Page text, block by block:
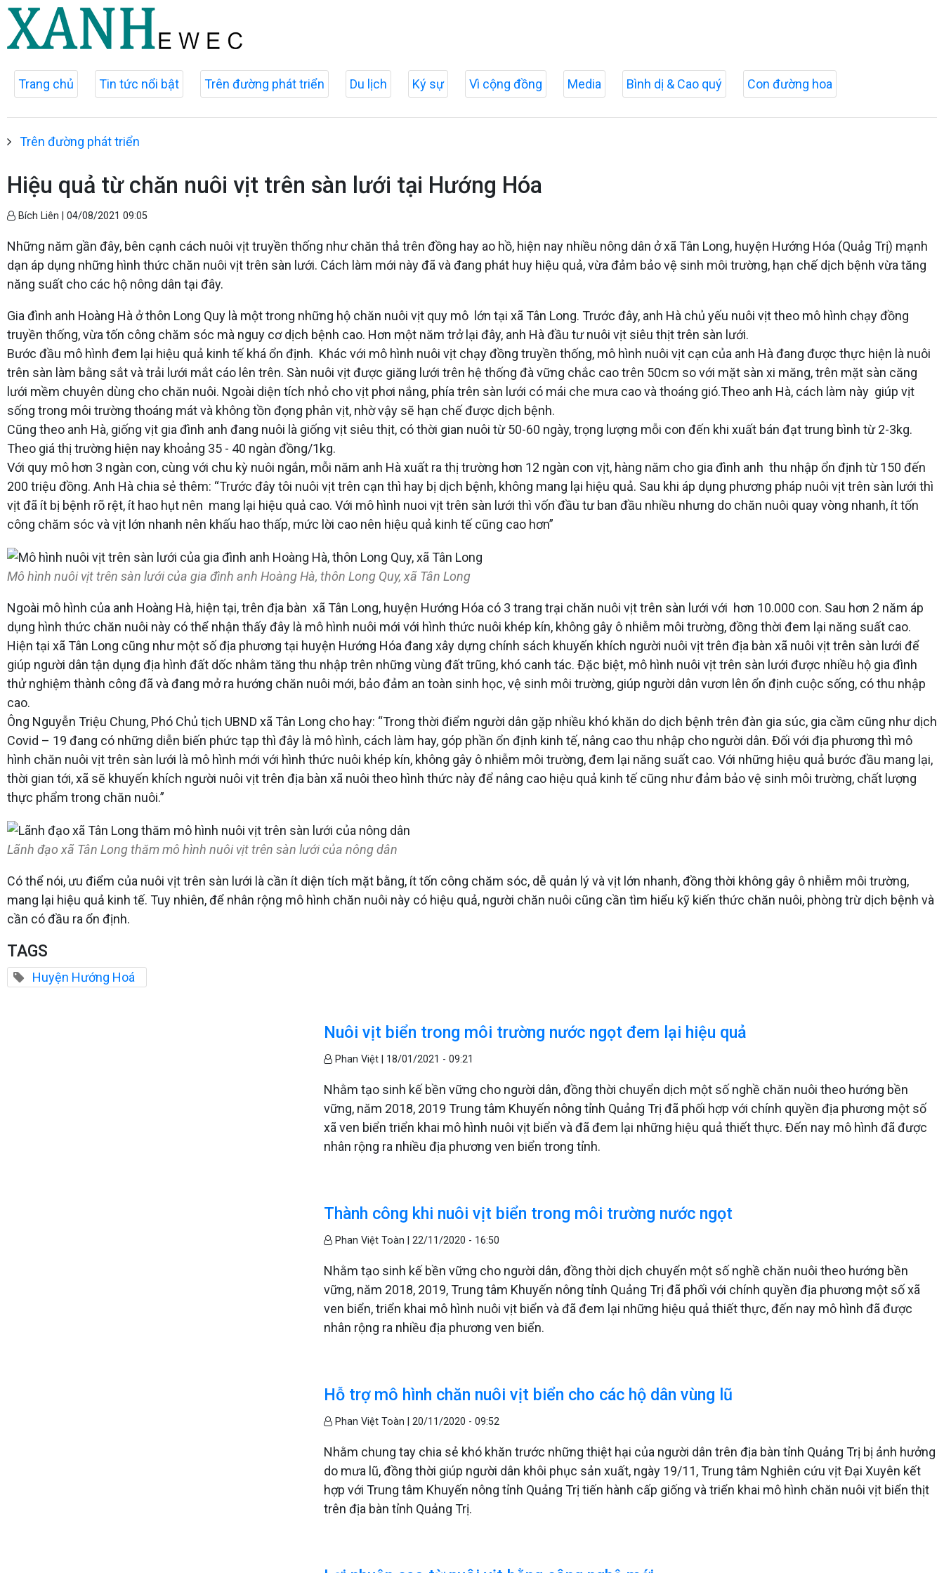
Trang chủ Tin tức nổi bật Trên đường phát triển Du lịch Ký sự Vì cộng đồng Media Bình dị & Cao quý Con đường hoa
Trên đường phát triển
Hiệu quả từ chăn nuôi vịt trên sàn lưới tại Hướng Hóa
Bích Liên | 04/08/2021 09:05
Những năm gần đây, bên cạnh cách nuôi vịt truyền thống như chăn thả trên đồng hay ao hồ, hiện nay nhiều nông dân ở xã Tân Long, huyện Hướng Hóa (Quảg Trị) mạnh
dạn áp dụng những hình thức chăn nuôi vịt trên sàn lưới. Cách làm mới này đã và đang phát huy hiệu quả, vừa đảm bảo vệ sinh môi trường, hạn chế dịch bệnh vừa tăng
năng suất cho các hộ nông dân tại đây.
Gia đình anh Hoàng Hà ở thôn Long Quy là một trong những hộ chăn nuôi vịt quy mô lớn tại xã Tân Long. Trước đây, anh Hà chủ yếu nuôi vịt theo mô hình chạy đồng
truyền thống, vừa tốn công chăm sóc mà nguy cơ dịch bệnh cao. Hơn một năm trở lại đây, anh Hà đầu tư nuôi vịt siêu thịt trên sàn lưới.
Bước đầu mô hình đem lại hiệu quả kinh tế khá ổn định. Khác với mô hình nuôi vịt chạy đồng truyền thống, mô hình nuôi vịt cạn của anh Hà đang được thực hiện là nuôi
trên sàn làm bằng sắt và trải lưới mắt cáo lên trên. Sàn nuôi vịt được giăng lưới trên hệ thống đà vững chắc cao trên 50cm so với mặt sàn xi măng, trên mặt sàn căng
lưới mềm chuyên dùng cho chăn nuôi. Ngoài diện tích nhỏ cho vịt phơi nắng, phía trên sàn lưới có mái che mưa cao và thoáng gió.Theo anh Hà, cách làm này giúp vịt
sống trong môi trường thoáng mát và không tồn đọng phân vịt, nhờ vậy sẽ hạn chế được dịch bệnh.
Cũng theo anh Hà, giống vịt gia đình anh đang nuôi là giống vịt siêu thịt, có thời gian nuôi từ 50-60 ngày, trọng lượng mỗi con đến khi xuất bán đạt trung bình từ 2-3kg.
Theo giá thị trường hiện nay khoảng 35 - 40 ngàn đồng/1kg.
Với quy mô hơn 3 ngàn con, cùng với chu kỳ nuôi ngắn, mỗi năm anh Hà xuất ra thị trường hơn 12 ngàn con vịt, hàng năm cho gia đình anh thu nhập ổn định từ 150 đến
200 triệu đồng. Anh Hà chia sẻ thêm: “Trước đây tôi nuôi vịt trên cạn thì hay bị dịch bệnh, không mang lại hiệu quả. Sau khi áp dụng phương pháp nuôi vịt trên sàn lưới thì
vịt đã ít bị bệnh rõ rệt, ít hao hụt nên mang lại hiệu quả cao. Với mô hình nuoi vịt trên sàn lưới thì vốn đầu tư ban đầu nhiều nhưng do chăn nuôi quay vòng nhanh, ít tốn
công chăm sóc và vịt lớn nhanh nên khấu hao thấp, mức lời cao nên hiệu quả kinh tế cũng cao hơn”
Mô hình nuôi vịt trên sàn lưới của gia đình anh Hoàng Hà, thôn Long Quy, xã Tân Long
Ngoài mô hình của anh Hoàng Hà, hiện tại, trên địa bàn xã Tân Long, huyện Hướng Hóa có 3 trang trại chăn nuôi vịt trên sàn lưới với hơn 10.000 con. Sau hơn 2 năm áp
dụng hình thức chăn nuôi này có thể nhận thấy đây là mô hình nuôi mới với hình thức nuôi khép kín, không gây ô nhiễm môi trường, đồng thời đem lại năng suất cao.
Hiện tại xã Tân Long cũng như một số địa phương tại huyện Hướng Hóa đang xây dựng chính sách khuyến khích người nuôi vịt trên địa bàn xã nuôi vịt trên sàn lưới để
giúp người dân tận dụng địa hình đất dốc nhằm tăng thu nhập trên những vùng đất trũng, khó canh tác. Đặc biệt, mô hình nuôi vịt trên sàn lưới được nhiều hộ gia đình
thử nghiệm thành công đã và đang mở ra hướng chăn nuôi mới, bảo đảm an toàn sinh học, vệ sinh môi trường, giúp người dân vươn lên ổn định cuộc sống, có thu nhập
cao.
Ông Nguyễn Triệu Chung, Phó Chủ tịch UBND xã Tân Long cho hay: “Trong thời điểm người dân gặp nhiều khó khăn do dịch bệnh trên đàn gia súc, gia cầm cũng như dịch
Covid – 19 đang có những diễn biến phức tạp thì đây là mô hình, cách làm hay, góp phần ổn định kinh tế, nâng cao thu nhập cho người dân. Đối với địa phương thì mô
hình chăn nuôi vịt trên sàn lưới là mô hình mới với hình thức nuôi khép kín, không gây ô nhiễm môi trường, đem lại năng suất cao. Với những hiệu quả bước đầu mang lại,
thời gian tới, xã sẽ khuyến khích người nuôi vịt trên địa bàn xã nuôi theo hình thức này để nâng cao hiệu quả kinh tế cũng như đảm bảo vệ sinh môi trường, chất lượng
thực phẩm trong chăn nuôi.”
Lãnh đạo xã Tân Long thăm mô hình nuôi vịt trên sàn lưới của nông dân
Có thể nói, ưu điểm của nuôi vịt trên sàn lưới là cần ít diện tích mặt bằng, ít tốn công chăm sóc, dễ quản lý và vịt lớn nhanh, đồng thời không gây ô nhiễm môi trường,
mang lại hiệu quả kinh tế. Tuy nhiên, để nhân rộng mô hình chăn nuôi này có hiệu quả, người chăn nuôi cũng cần tìm hiểu kỹ kiến thức chăn nuôi, phòng trừ dịch bệnh và
cần có đầu ra ổn định.
TAGS
Huyện Hướng Hoá
Nuôi vịt biển trong môi trường nước ngọt đem lại hiệu quả
Phan Việt | 18/01/2021 - 09:21
Nhằm tạo sinh kế bền vững cho người dân, đồng thời chuyển dịch một số nghề chăn nuôi theo hướng bền
vững, năm 2018, 2019 Trung tâm Khuyến nông tỉnh Quảng Trị đã phối hợp với chính quyền địa phương một số
xã ven biển triển khai mô hình nuôi vịt biển và đã đem lại những hiệu quả thiết thực. Đến nay mô hình đã được
nhân rộng ra nhiều địa phương ven biển trong tỉnh.
Thành công khi nuôi vịt biển trong môi trường nước ngọt
Phan Việt Toàn |22/11/2020 - 16:50
Nhằm tạo sinh kế bền vững cho người dân, đồng thời dịch chuyển một số nghề chăn nuôi theo hướng bền
vững, năm 2018, 2019, Trung tâm Khuyến nông tỉnh Quảng Trị đã phối với chính quyền địa phương một số xã
ven biển, triển khai mô hình nuôi vịt biển và đã đem lại những hiệu quả thiết thực, đến nay mô hình đã được
nhân rộng ra nhiều địa phương ven biển.
Hỗ trợ mô hình chăn nuôi vịt biển cho các hộ dân vùng lũ
Phan Việt Toàn |20/11/2020 - 09:52
Nhằm chung tay chia sẻ khó khăn trước những thiệt hại của người dân trên địa bàn tỉnh Quảng Trị bị ảnh hưởng
do mưa lũ, đồng thời giúp người dân khôi phục sản xuất, ngày 19/11, Trung tâm Nghiên cứu vịt Đại Xuyên kết
hợp với Trung tâm Khuyến nông tỉnh Quảng Trị tiến hành cấp giống và triển khai mô hình chăn nuôi vịt biển thịt
trên địa bàn tỉnh Quảng Trị.